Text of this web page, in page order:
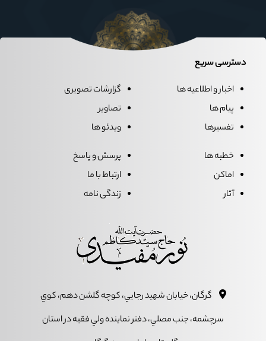
دسترسی سریع
اخبار و اطلاعیه ها
پیام ها
تفسیرها
گزارشات تصویری
تصاویر
ویدئو ها
خطبه ها
اماکن
آثار
پرسش و پاسخ
ارتباط با ما
زندگی نامه
گرگان، خيابان شهيد رجايي، کوچه گلشن دهم، کوي
سرچشمه، جنب مصلي، دفتر نماينده ولي فقيه در استان